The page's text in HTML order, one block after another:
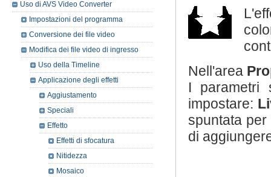
Nell'area
I parametri
impostare:
spuntata
di
Uso di AVS Video Converter
Impostazioni del programma
Conversione dei file video
Modifica dei file video di ingresso
Uso della Timeline
Applicazione degli effetti
Aggiustamento
Speciali
Effetto
Effetti di sfocatura
Nitidezza
Mosaico